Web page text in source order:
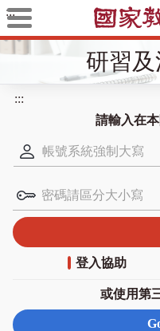
:::
研習
:::
請輸入在
登入協助
或使用第